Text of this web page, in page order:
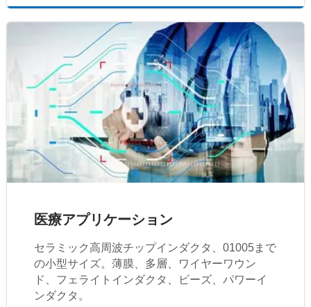
医療アプリケーション
セラミック高周波チップインダクタ、01005まで
の小型サイズ。薄膜、多層、ワイヤーワウン
ド、フェライトインダクタ、ビーズ、パワーイ
ンダクタ。